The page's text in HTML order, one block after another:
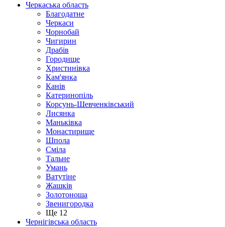
Черкаська область
Благодатне
Черкаси
Чорнобай
Чигирин
Драбів
Городище
Христинівка
Кам'янка
Канів
Катеринопіль
Корсунь-Шевченківський
Лисянка
Маньківка
Монастирище
Шпола
Сміла
Тальне
Умань
Ватутіне
Жашків
Золотоноша
Звенигородка
Ще 12
Чернігівська область